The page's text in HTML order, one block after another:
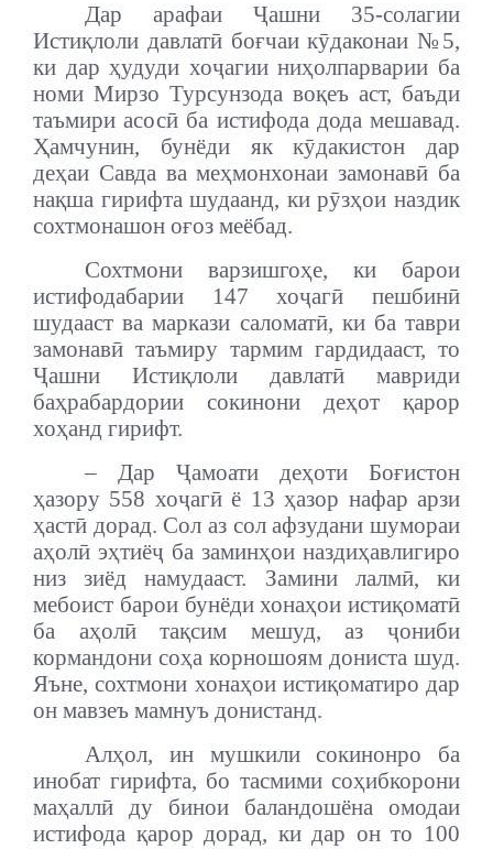
Дар арафаи Ҷашни 35-солагии
Истиқлоли давлатӣ боғчаи кӯдаконаи №5,
ки дар ҳудуди хоҷагии ниҳолпарварии ба
номи Мирзо Турсунзода воқеъ аст, баъди
таъмири асосӣ ба истифода дода мешавад.
Ҳамчунин, бунёди як кӯдакистон дар
деҳаи Савда ва меҳмонхонаи замонавӣ ба
нақша гирифта шудаанд, ки рӯзҳои наздик
сохтмонашон оғоз меёбад.
Сохтмони варзишгоҳе, ки барои
истифодабарии 147 хоҷагӣ пешбинӣ
шудааст ва маркази саломатӣ, ки ба таври
замонавӣ таъмиру тармим гардидааст, то
Ҷашни Истиқлоли давлатӣ мавриди
баҳрабардории сокинони деҳот қарор
хоҳанд гирифт.
– Дар Ҷамоати деҳоти Боғистон
ҳазору 558 хоҷагӣ ё 13 ҳазор нафар арзи
ҳастӣ дорад. Сол аз сол афзудани шумораи
аҳолӣ эҳтиёҷ ба заминҳои наздиҳавлигиро
низ зиёд намудааст. Замини лалмӣ, ки
мебоист барои бунёди хонаҳои истиқоматӣ
ба аҳолӣ тақсим мешуд, аз ҷониби
кормандони соҳа корношоям дониста шуд.
Яъне, сохтмони хонаҳои истиқоматиро дар
он мавзеъ мамнуъ донистанд.
Алҳол, ин мушкили сокинонро ба
инобат гирифта, бо тасмими соҳибкорони
маҳаллӣ ду бинои баландошёна омодаи
истифода қарор дорад, ки дар он то 100